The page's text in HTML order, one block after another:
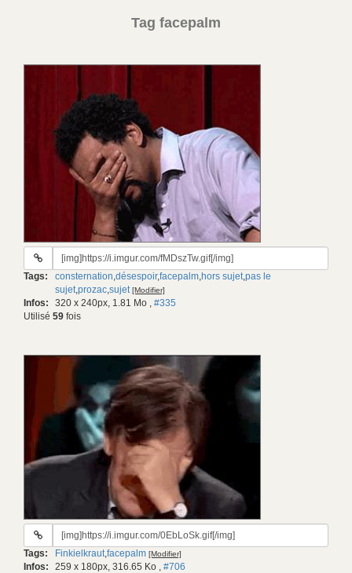
Tag facepalm
URL
gif:
Tags: consternation,désespoir,facepalm,hors sujet,pas le
sujet,prozac,sujet [Modifier]
Infos: 320 x 240px, 1.81 Mo , #335
Utilisé 59 fois
URL
gif:
Tags: Finkielkraut,facepalm [Modifier]
Infos: 259 x 180px, 316.65 Ko , #706